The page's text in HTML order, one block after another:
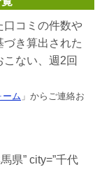
口コミの件数や
き算出された
ない、週2回
ーム 」からご連絡お
県” city=”千代